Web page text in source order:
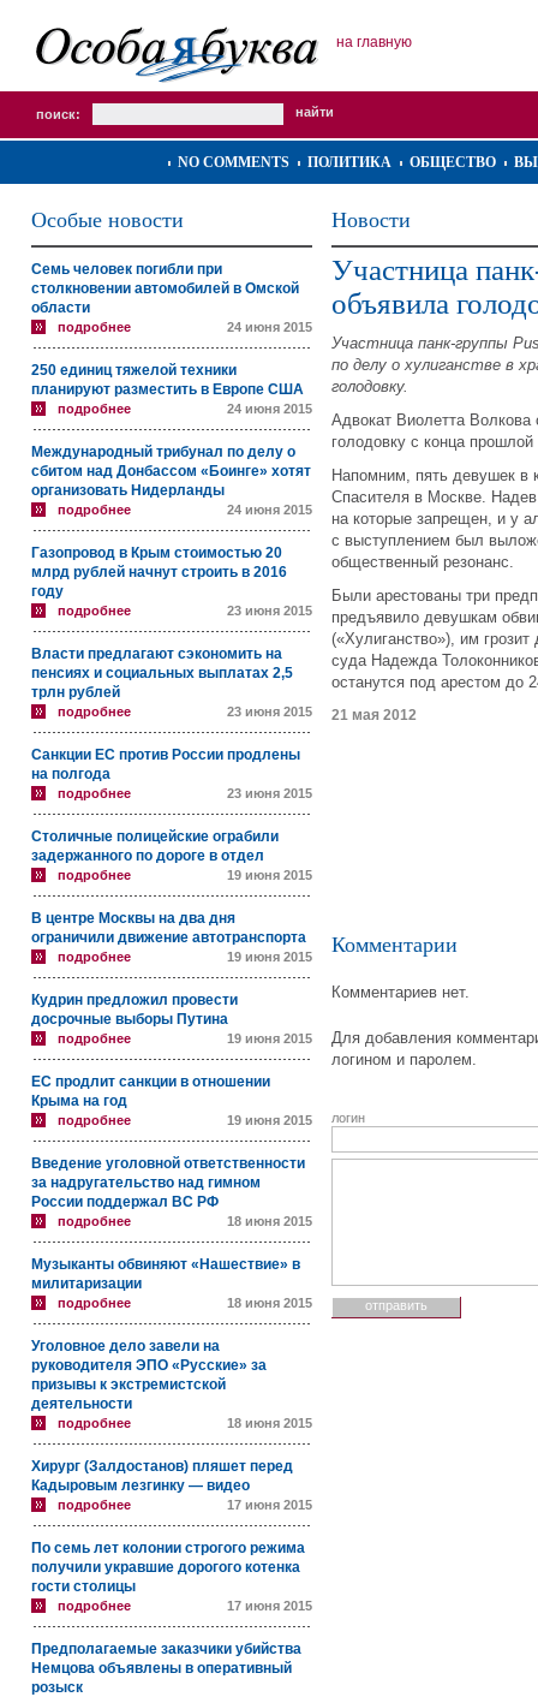
на главную
поиск:
NO COMMENTS ПОЛИТИКА ОБЩЕСТВО
Особые новости
Семь человек погибли при
столкновении автомобилей в Омской
области
подробнее 24 июня 2015
250 единиц тяжелой техники
планируют разместить в Европе США
подробнее 24 июня 2015
Международный трибунал по делу о
сбитом над Донбассом «Боинге» хотят
организовать Нидерланды
подробнее 24 июня 2015
Газопровод в Крым стоимостью 20
млрд рублей начнут строить в 2016
году
подробнее 23 июня 2015
Власти предлагают сэкономить на
пенсиях и социальных выплатах 2,5
трлн рублей
подробнее 23 июня 2015
Санкции ЕС против России продлены
на полгода
подробнее 23 июня 2015
Столичные полицейские ограбили
задержанного по дороге в отдел
подробнее 19 июня 2015
В центре Москвы на два дня
ограничили движение автотранспорта
подробнее 19 июня 2015
Кудрин предложил провести
досрочные выборы Путина
подробнее 19 июня 2015
ЕС продлит санкции в отношении
Крыма на год
подробнее 19 июня 2015
Введение уголовной ответственности
за надругательство над гимном
России поддержал ВС РФ
подробнее 18 июня 2015
Музыканты обвиняют «Нашествие» в
милитаризации
подробнее 18 июня 2015
Уголовное дело завели на
руководителя ЭПО «Русские» за
призывы к экстремистской
деятельности
подробнее 18 июня 2015
Хирург (Залдостанов) пляшет перед
Кадыровым лезгинку — видео
подробнее 17 июня 2015
По семь лет колонии строгого режима
получили укравшие дорогого котенка
гости столицы
подробнее 17 июня 2015
Предполагаемые заказчики убийства
Немцова объявлены в оперативный
розыск
Новости
Участница
объявила
Участница панк-группы
по делу о хулиганстве в
голодовку.
Адвокат Виолетта
голодовку с конца
Напомним, пять девушек в
Спасителя в Москве.
на которые запрещен, и у
с выступлением был
общественный резонанс.
Были арестованы три
предъявило девушкам
(«Хулиганство»), им
суда Надежда
останутся под арестом до
21 мая 2012
Комментарии
Комментариев нет.
Для добавления
логином и паролем.
логин